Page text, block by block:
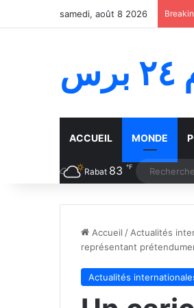
samedi, août 8 2026
ACCUEIL MONDE
Rabat 83 ℉
Accueil / Actualités
représentant
Actualités